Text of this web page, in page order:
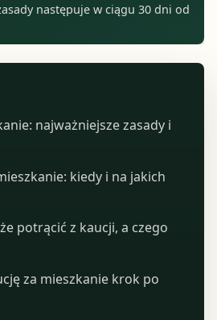
następuje w ciągu 30 dni od
najważniejsze zasady i
kiedy i na jakich
potrącić z kaucji, a czego
za mieszkanie krok po